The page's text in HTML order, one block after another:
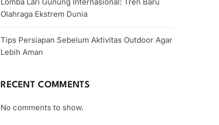
Olahraga Ekstrem Dunia
Tips Persiapan Sebelum Aktivitas Outdoor Agar
Lebih Aman
RECENT COMMENTS
No comments to show.